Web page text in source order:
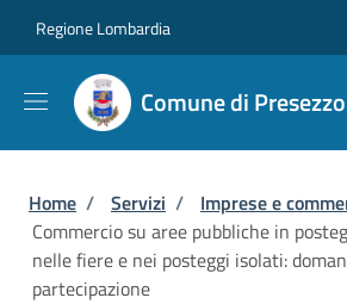
Regione Lombardia
Comune di Presezzo
Briciole di pane
Home / Servizi / Imprese e
Commercio su aree pubbliche in
nelle fiere e nei posteggi isolati:
partecipazione